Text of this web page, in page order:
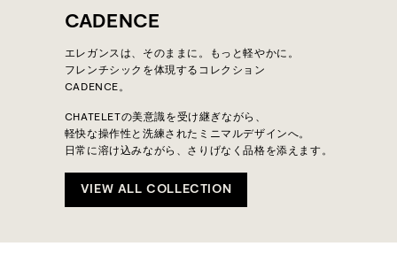
CADENCE
エレガンスは、そのままに。もっと軽やかに。
フレンチシックを体現するコレクション
CADENCE。
CHATELETの美意識を受け継ぎながら、
軽快な操作性と洗練されたミニマルデザインへ。
日常に溶け込みながら、さりげなく品格を添えます。
VIEW ALL COLLECTION